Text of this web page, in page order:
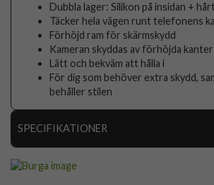
Dubbla lager: Silikon på insidan +
Täcker hela vägen runt telefonens
Förhöjd ram för skärmskydd
Kameran skyddas av förhöjda
Lätt och bekväm att hålla i
För dig som behöver extra skydd,
behåller stilen
SPECIFIKATIONER